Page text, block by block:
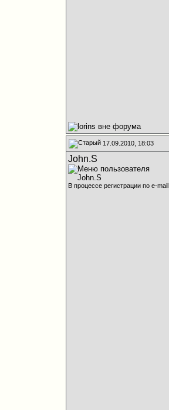
17.09.2010, 18:03
John.S
В процессе регистрации по e-mail